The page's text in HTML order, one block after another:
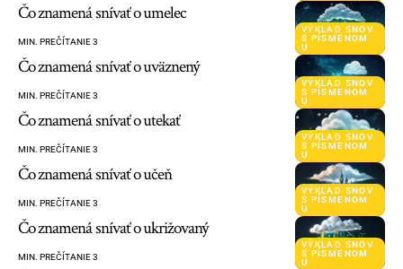
VÝKLAD SNOV
S PÍSMENOM
U
Čo znamená snívať o umelec
MIN. PREČÍTANIE 3
VÝKLAD SNOV
S PÍSMENOM
U
Čo znamená snívať o uväznený
MIN. PREČÍTANIE 3
VÝKLAD SNOV
S PÍSMENOM
U
Čo znamená snívať o utekať
MIN. PREČÍTANIE 3
VÝKLAD SNOV
S PÍSMENOM
U
Čo znamená snívať o učeň
MIN. PREČÍTANIE 3
VÝKLAD SNOV
S PÍSMENOM
U
Čo znamená snívať o ukrižovaný
MIN. PREČÍTANIE 3